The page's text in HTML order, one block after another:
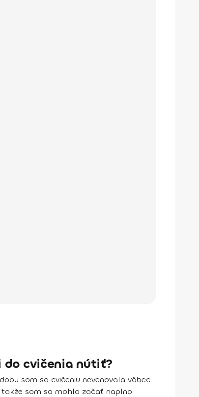
do cvičenia nútiť?
som sa cvičeniu nevenovala vôbec.
takže som sa mohla začať naplno